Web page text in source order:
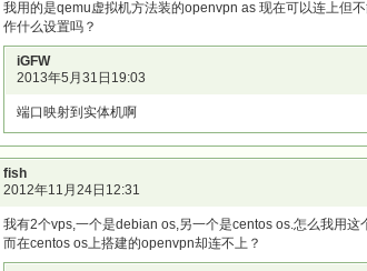
我用的是qemu虚拟机方法装的openvpn as 现在可以连上但
作什么设置吗？
iGFW
2013年5月31日19:03
端口映射到实体机啊
fish
2012年11月24日12:31
我有2个vps,一个是debian os,另一个是centos os.怎么我用
而在centos os上搭建的openvpn却连不上？